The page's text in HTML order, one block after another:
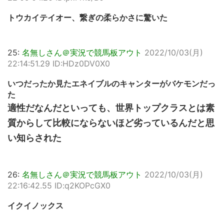
トウカイテイオー、繋ぎの柔らかさに驚いた
25: 名無しさん＠実況で競馬板アウト 2022/10/03(月)
22:14:51.29 ID:HDz0DV0X0
いつだったか見たエネイブルのキャンターがバケモンだっ
た
適性だなんだといっても、世界トップクラスとは素
質からして比較にならないほど劣っているんだと思
い知らされた
26: 名無しさん＠実況で競馬板アウト 2022/10/03(月)
22:16:42.55 ID:q2KOPcGX0
イクイノックス